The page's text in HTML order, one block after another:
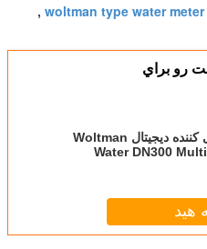
woltman type water meter
,
رو براي
شماره گیری کننده دیجیتال Woltman
Water DN300
هید